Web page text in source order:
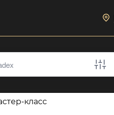
класс